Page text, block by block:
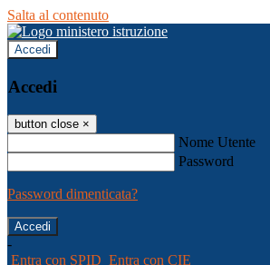
Salta al contenuto
Accedi
Accedi
button close ×
Nome Utente
Password
Password dimenticata?
-
Entra con SPID Entra con CIE